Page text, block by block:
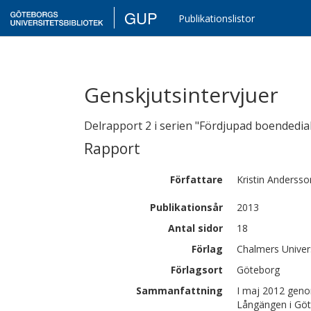
GUP Publikationslistor
Genskjutsintervjuer
Delrapport 2 i serien "Fördjupad
Rapport
Författare Kristin
Publikationsår
2013
Antal sidor
18
Förlag
Chalmers
Förlagsort
Göteborg
Sammanfattning
I maj 2012
Långängen i